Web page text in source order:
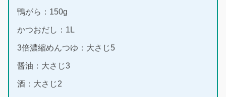
鴨がら：150g
かつおだし：1L
3倍濃縮めんつゆ：大さじ5
醤油：大さじ3
酒：大さじ2